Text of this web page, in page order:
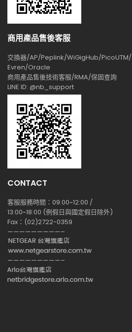
商用產品售後客服
交換器/AP/Peplink/WiGigHub/PicoUTM/
Evren/Oracle
商用產品售後技術客服/RMA/保固查詢
LINE ID: @nb_support
CONTACT
客服服務時間：09:00~12:00 /
13:00~18:00 (例假日與國定假日除外)
Fax：(02)2722-0359
—————————–
—————————–